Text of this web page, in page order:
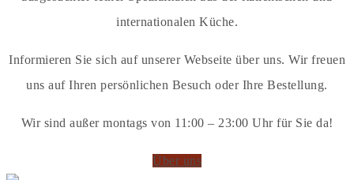
internationalen Küche.
Informieren Sie sich auf unserer Webseite über uns. Wir freuen
uns auf Ihren persönlichen Besuch oder Ihre Bestellung.
Wir sind außer montags von 11:00 – 23:00 Uhr für Sie da!
Über uns